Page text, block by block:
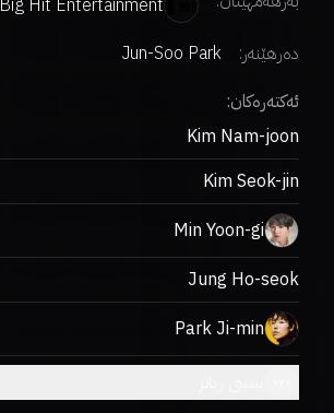
Big Hit Entertainment
دەرهێنەر:
Jun-Soo Park
ئەکتەرەکان:
Kim Nam-joon
Kim Seok-jin
Min Yoon-gi
Jung Ho-seok
Park Ji-min